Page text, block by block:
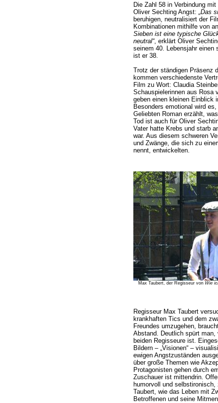
Die Zahl 58 in Verbindung
Oliver Sechting Angst: „Das
beruhigen, neutralisiert der
Kombinationen mithilfe von
Sieben ist eine typische
neutral“, erklärt Oliver
seinem 40. Lebensjahr einen
ist er 38.
Trotz der ständigen Präsenz
kommen verschiedenste
Film zu Wort: Claudia
Schauspielerinnen aus Rosa
geben einen kleinen Einblick
Besonders emotional wird
Geliebten Roman erzählt,
Tod ist auch für Oliver
Vater hatte Krebs und starb
war. Aus diesem schweren
und Zwänge, die sich zu
nennt, entwickelten.
Max Taubert, der Regisseur von Wie
Regisseur Max Taubert
krankhaften Tics und dem
Freundes umzugehen,
Abstand. Deutlich spürt
beiden Regisseure ist.
Bildern – „Visionen“ –
ewigen Angstzuständen
über große Themen wie
Protagonisten gehen durch
Zuschauer ist mittendrin.
humorvoll und
Taubert, wie das Leben mit
Betroffenen und seine